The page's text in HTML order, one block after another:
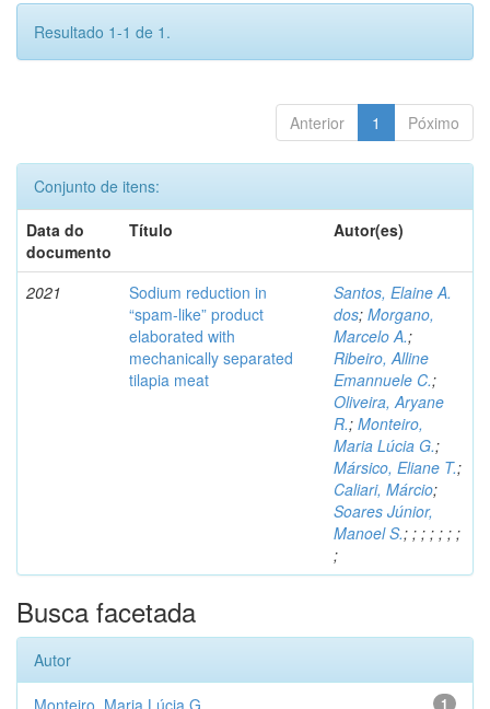
Resultado 1-1 de 1.
Anterior 1 Póximo
Conjunto de itens:
Data do
documento
Título Autor(es)
2021
Sodium reduction in
“spam-like” product
elaborated with
mechanically separated
tilapia meat
Santos, Elaine A.
dos; Morgano,
Marcelo A.;
Ribeiro, Alline
Emannuele C.;
Oliveira, Aryane
R.; Monteiro,
Maria Lúcia G.;
Mársico, Eliane T.;
Caliari, Márcio;
Soares Júnior,
Manoel S.; ; ; ; ; ; ;
;
Busca facetada
Autor
1